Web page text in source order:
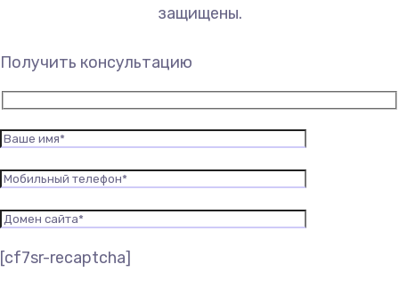
защищены.
Получить консультацию
[cf7sr-recaptcha]